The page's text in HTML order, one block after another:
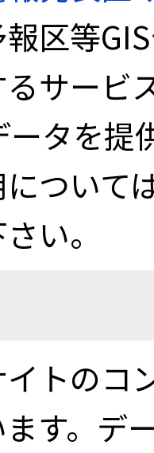
区等
サービ
タを提
ついて
い。
トのコ
す。デ